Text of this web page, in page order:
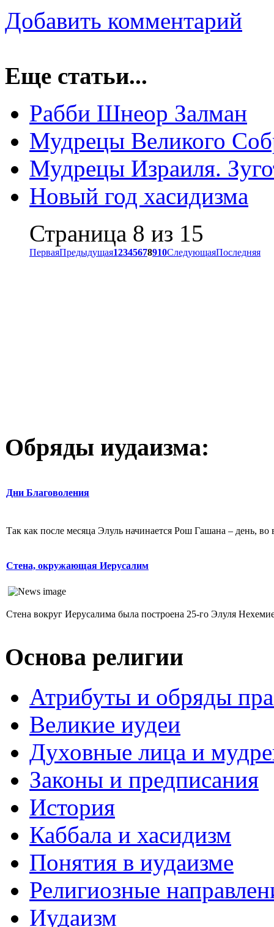
Добавить комментарий
Еще статьи...
Рабби Шнеор Залман
Мудрецы Великого
Мудрецы Израиля.
Новый год хасидизма
Страница 8 из 15
ПерваяПредыдущая12345678910СледующаяПоследняя
Обряды иудаизма:
Дни Благоволения
Так как после месяца Элуль начинается Рош Гашана – день,
Стена, окружающая Иерусалим
Стена вокруг Иерусалима была построена 25-го Элуля
Основа религии
Атрибуты и обряды
Великие иудеи
Духовные лица и
Законы и предписания
История
Каббала и хасидизм
Понятия в иудаизме
Религиозные
Иудаизм